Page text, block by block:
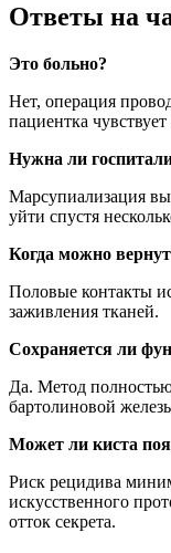
Ответы на
Это больно?
Нет, операция
пациентка
Нужна ли
Марсупиализация
уйти спустя
Когда можно
Половые контакты
заживления тканей.
Сохраняется ли
Да. Метод
бартолиновой
Может ли киста
Риск рецидива
искусственного
отток секрета.